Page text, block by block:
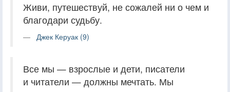
Живи, путешествуй, не сожалей ни о чем и
благодари судьбу.
Джек Керуак (9)
Все мы — взрослые и дети, писатели
и читатели — должны мечтать. Мы